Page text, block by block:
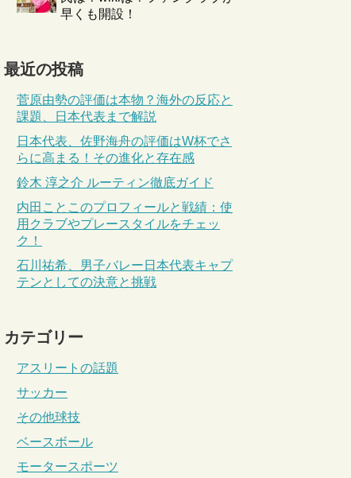
早くも開設！
最近の投稿
菅原由勢の評価は本物？海外の反応と
課題、日本代表まで解説
日本代表、佐野海舟の評価はW杯でさ
らに高まる！その進化と存在感
鈴木 淳之介 ルーティン徹底ガイド
内田ことこのプロフィールと戦績：使
用クラブやプレースタイルをチェッ
ク！
石川祐希、男子バレー日本代表キャプ
テンとしての決意と挑戦
カテゴリー
アスリートの話題
サッカー
その他球技
ベースボール
モータースポーツ